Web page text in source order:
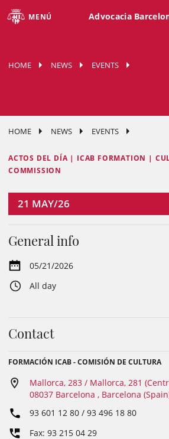
MENÚ Advocacia
HOME NEWS EVENTS
HOME NEWS EVENTS
ACTOS DEL DÍA | ICAB FORMATION |
COMMISSION
21 MAY/26
General info
05/21/2026
All day
Contact
FORMACIÓN ICAB - COMISIÓN DE CULTURA
Mallorca, 283 / Mallorca, 281
08037 Barcelona , Barcelona
93 601 12 80 / 93 496 18 80
Fax: 93 215 04 29